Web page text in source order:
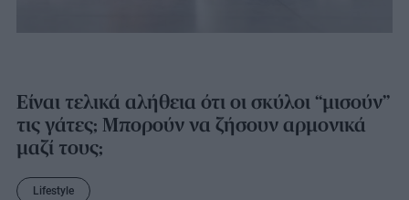
Είναι τελικά αλήθεια ότι οι σκύλοι “μισούν”
τις γάτες; Μπορούν να ζήσουν αρμονικά
μαζί τους;
Lifestyle